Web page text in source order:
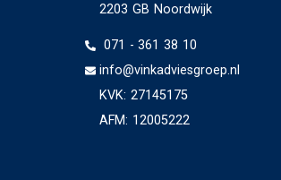
2203 GB Noordwijk
071 - 361 38 10
info@vinkadviesgroep.nl
KVK: 27145175
AFM: 12005222